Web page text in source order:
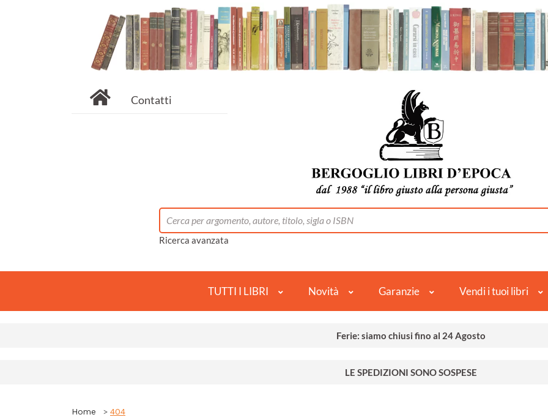
Contatti
Ricerca avanzata
TUTTI I LIBRI Novità Garanzie Vendi i tuoi libri
Ferie: siamo chiusi fino al 24 Agosto
LE SPEDIZIONI SONO SOSPESE
Home 404